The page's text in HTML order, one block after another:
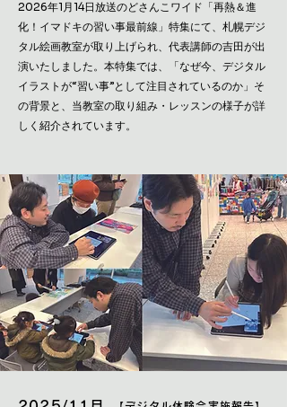
2026年1月14日放送のどさんこワイド「再熱＆進
化！イマドキの習い事最前線」特集にて、札幌デジ
タル絵画教室が取り上げられ、代表講師の吉田が出
演いたしました。 本特集では、「なぜ今、デジタル
イラストが“習い事”として注目されているのか」そ
の背景と、当教室の取り組み・レッスンの様子が詳
しく紹介されています。